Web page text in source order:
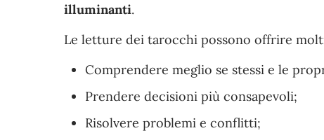
illuminanti.
Le letture dei tarocchi possono offrire
Comprendere meglio se stessi e le
Prendere decisioni più consapevoli;
Risolvere problemi e conflitti;